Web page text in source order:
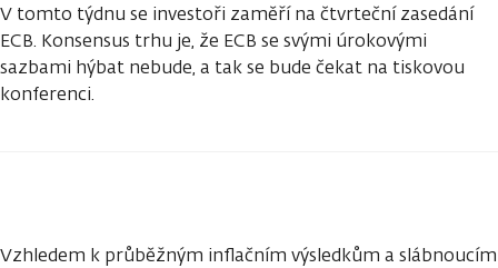
V tomto týdnu se investoři zaměří na čtvrteční zasedání
ECB. Konsensus trhu je, že ECB se svými úrokovými
sazbami hýbat nebude, a tak se bude čekat na tiskovou
konferenci.
Vzhledem k průběžným inflačním výsledkům a slábnoucím